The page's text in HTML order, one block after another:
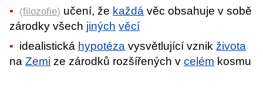
(filozofie) učení, že každá věc obsahuje v sobě
zárodky všech jiných věcí
idealistická hypotéza vysvětlující vznikživota
naZemi ze zárodků rozšířených vcelém kosmu